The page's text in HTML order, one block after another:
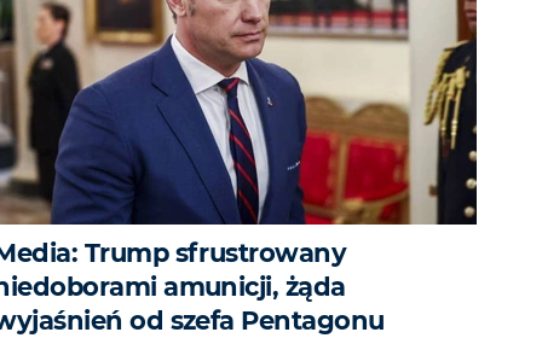
Trump sfrustrowany
amunicji, żąda
od szefa Pentagonu